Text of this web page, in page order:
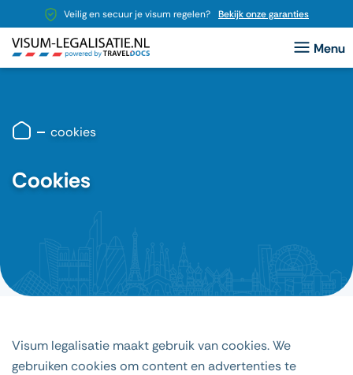
Veilig en secuur je visum regelen? Bekijk onze garanties
cookies
Cookies
Visum legalisatie maakt gebruik van cookies. We
gebruiken cookies om content en advertenties te